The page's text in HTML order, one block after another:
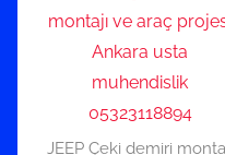
JEEP Çeki demiri